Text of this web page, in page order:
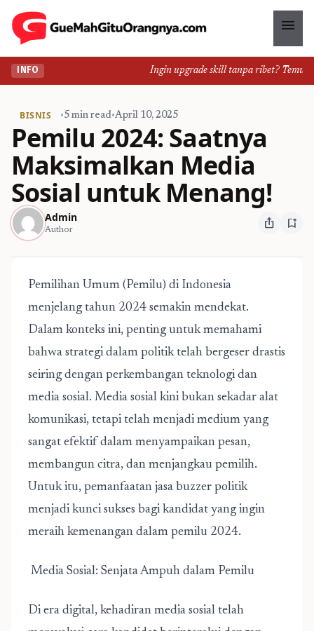
menu
INFO Ingin upgrade skill tanpa ribet?
BISNIS •5 min read•April 10, 2025
Pemilu 2024: Saatnya
Maksimalkan Media
Sosial untuk Menang!
Admin
Author ios_share bookmark_add
Pemilihan Umum (Pemilu) di Indonesia
menjelang tahun 2024 semakin mendekat.
Dalam konteks ini, penting untuk memahami
bahwa strategi dalam politik telah bergeser drastis
seiring dengan perkembangan teknologi dan
media sosial. Media sosial kini bukan sekadar alat
komunikasi, tetapi telah menjadi medium yang
sangat efektif dalam menyampaikan pesan,
membangun citra, dan menjangkau pemilih.
Untuk itu, pemanfaatan jasa buzzer politik
menjadi kunci sukses bagi kandidat yang ingin
meraih kemenangan dalam pemilu 2024.
Media Sosial: Senjata Ampuh dalam Pemilu
Di era digital, kehadiran media sosial telah